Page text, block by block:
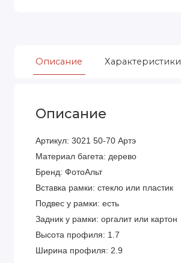
Описание Характеристики
Описание
Артикул: 3021 50-70 Артэ
Материал багета: дерево
Бренд: ФотоАльт
Вставка рамки: стекло или пластик
Подвес у рамки: есть
Задник у рамки: оргалит или картон
Высота профиля: 1.7
Ширина профиля: 2.9